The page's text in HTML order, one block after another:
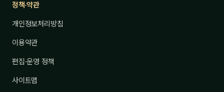
정책·약관
개인정보처리방침
이용약관
편집·운영 정책
사이트맵